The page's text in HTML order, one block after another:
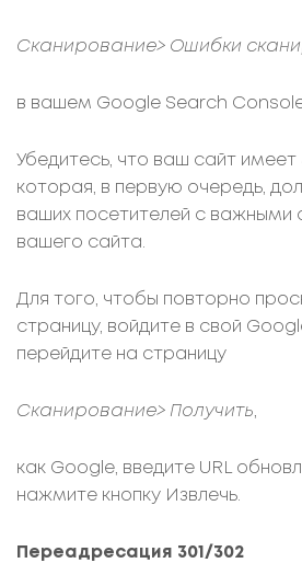
Сканирование> Ошибки
в вашем Google Search
Убедитесь, что ваш сайт имеет
которая, в первую очередь,
ваших посетителей с важными
вашего сайта.
Для того, чтобы повторно
страницу, войдите в свой
перейдите на страницу
Сканирование> Получить,
как Google, введите URL
нажмите кнопку Извлечь.
Переадресация 301/302